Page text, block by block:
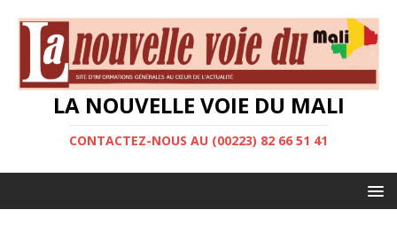
LA NOUVELLE VOIE DU MALI
CONTACTEZ-NOUS AU (00223) 82 66 51 41